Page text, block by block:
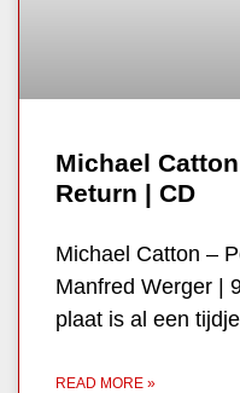
Michael
Return | CD
Michael Catton –
Manfred Werger |
plaat is al een
READ MORE »